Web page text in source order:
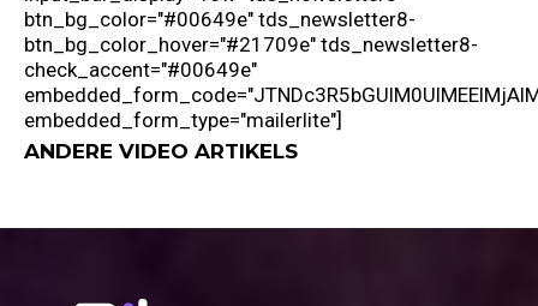
ANDERE VIDEO ARTIKELS